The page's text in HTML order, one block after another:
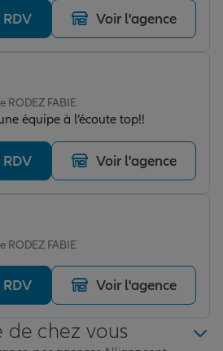
Voir l'agence
RODEZ FABIE
équipe à l’écoute top!!
Voir l'agence
RODEZ FABIE
Voir l'agence
chez vous